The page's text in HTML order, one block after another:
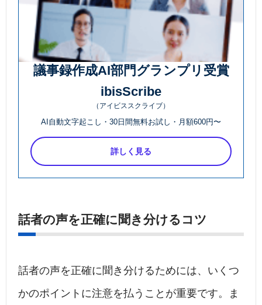
議事録作成AI部門グランプリ受賞
ibisScribe
（アイビススクライブ）
AI自動文字起こし・30日間無料お試し・月額600円〜
詳しく見る
話者の声を正確に聞き分けるコツ
話者の声を正確に聞き分けるためには、いくつ
かのポイントに注意を払うことが重要です。ま